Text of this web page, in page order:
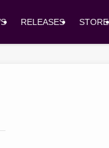
RELEASES STORE